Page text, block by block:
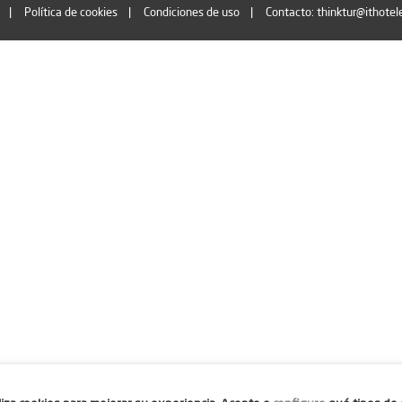
Política de cookies Condiciones de uso Contacto: